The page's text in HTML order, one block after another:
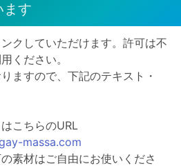
ます
クしていただけます。許可は不
ください。
ますので、下記のテキスト・
こちらのURL
massa.com
素材はご自由にお使いくださ